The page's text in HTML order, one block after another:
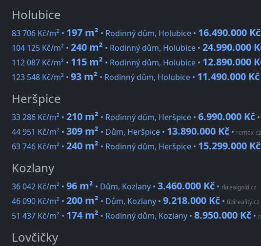
Holubice
83 706 Kč/m² • 197 m² • Rodinný dům, Holubice • 16.490.000 Kč
104 125 Kč/m² • 240 m² • Rodinný dům, Holubice • 24.990.000
112 087 Kč/m² • 115 m² • Rodinný dům, Holubice • 12.890.000
123 548 Kč/m² • 93 m² • Rodinný dům, Holubice • 11.490.000 Kč
Heršpice
33 286 Kč/m² • 210 m² • Rodinný dům, Heršpice • 6.990.000 Kč •
44 951 Kč/m² • 309 m² • Dům, Heršpice • 13.890.000 Kč • remax-
63 746 Kč/m² • 240 m² • Rodinný dům, Heršpice • 15.299.000 Kč
Kozlany
36 042 Kč/m² • 96 m² • Dům, Kozlany • 3.460.000 Kč • rkrealgold.cz
46 090 Kč/m² • 200 m² • Dům, Kozlany • 9.218.000 Kč • tibireality.cz
51 437 Kč/m² • 174 m² • Rodinný dům, Kozlany • 8.950.000 Kč •
Lovčičky